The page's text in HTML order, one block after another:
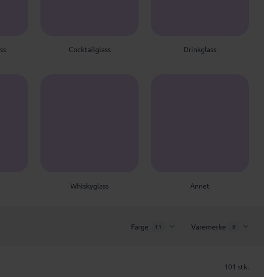
Cocktailglass Drinkglass
WWhiskyglass Annet
Farge 11 Varemerke 8
101 stk.